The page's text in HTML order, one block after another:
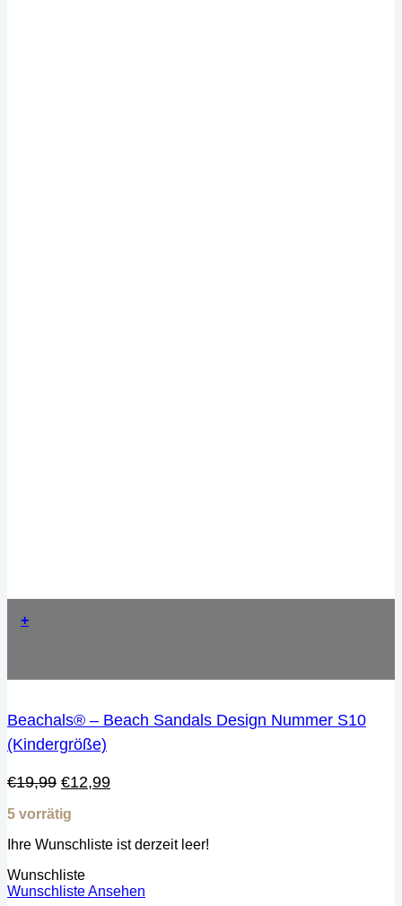
+
Beachals® – Beach Sandals Design Nummer S10
(Kindergröße)
€19,99 Ursprünglicher
war:
€19,99
€12,99Aktueller
€12,99.
5 vorrätig
Ihre Wunschliste ist derzeit leer!
Wunschliste
Wunschliste Ansehen